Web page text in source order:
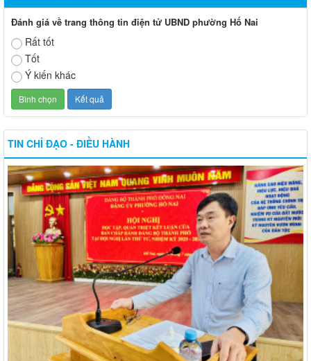
Đánh giá về trang thông tin điện tử UBND phường Hố Nai
Rất tốt
Tốt
Ý kiến khác
TIN CHỈ ĐẠO - ĐIỀU HÀNH